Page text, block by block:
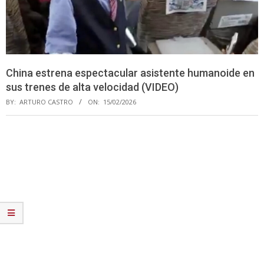
China estrena espectacular asistente humanoide en
sus trenes de alta velocidad (VIDEO)
BY: ARTURO CASTRO ON: 15/02/2026